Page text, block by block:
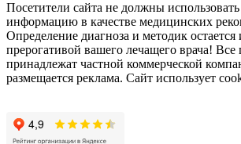
Посетители сайта не должны
информацию в качестве медицинских
Определение диагноза и методик
прерогативой вашего лечащего врача! Все
принадлежат частной коммерческой
размещается реклама. Сайт использует